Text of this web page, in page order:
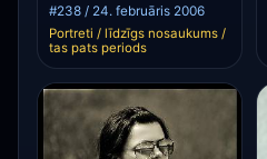
#238 / 24. februāris 2006
Portreti / līdzīgs nosaukums /
tas pats periods